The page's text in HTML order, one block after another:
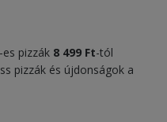
pizzák 8 499 Ft-tól
pizzák és újdonságok a